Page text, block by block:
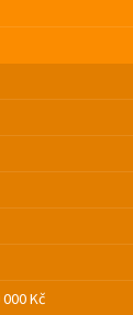
Kč